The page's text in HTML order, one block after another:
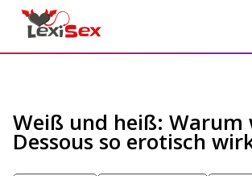
Lexikon
Weiß und heiß: Warum
Dessous so erotisch